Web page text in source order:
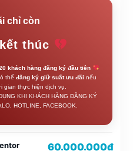
chỉ còn
thúc
khách hàng đăng ký đầu tiên
thể đăng ký giữ suất ưu đãi nếu
gian thực hiện dịch vụ.
KHI KHÁCH HÀNG ĐĂNG KÝ
HOTLINE, FACEBOOK.
60.000.000đ